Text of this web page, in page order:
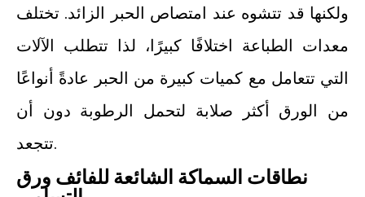
ولكنها قد تتشوه عند امتصاص الحبر الزائد. تختلف
معدات الطباعة اختلافًا كبيرًا، لذا تتطلب الآلات
التي تتعامل مع كميات كبيرة من الحبر عادةً أنواعًا
من الورق أكثر صلابة لتحمل الرطوبة دون أن
تتجعد.
نطاقات السماكة الشائعة للفائف ورق